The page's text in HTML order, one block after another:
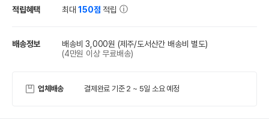
적립혜택 최대150점 적립
배송정보 배송비 3,000원 (제주/도서산간 배송비 별도)
(4만원 이상 무료배송)
업체배송 결제완료 기준 2 ~ 5일 소요 예정